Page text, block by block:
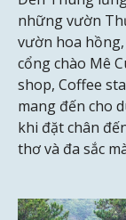
những vườn
vườn hoa
cổng chào Mê
shop, Coffee
mang đến cho
khi đặt chân
thơ và đa sắc